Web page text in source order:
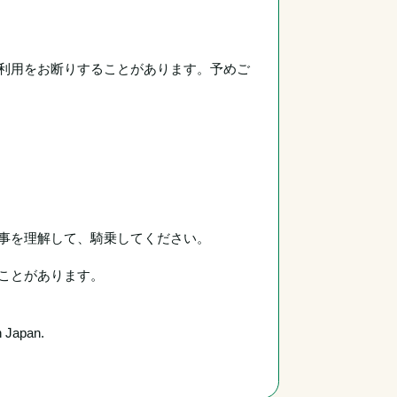
用をお断りすることがあります。予めご
理解して、騎乗してください。
があります。
Japan.